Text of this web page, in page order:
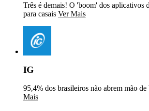
Três é demais! O 'boom' dos aplicativos
para casais Ver Mais
IG
95,4% dos brasileiros não abrem mão
Mais